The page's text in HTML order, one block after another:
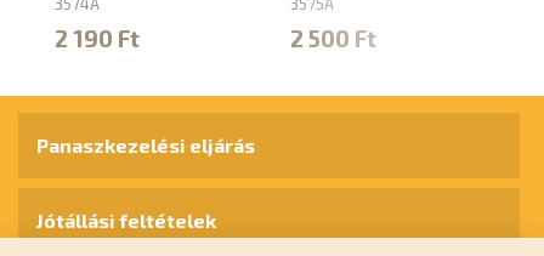
2 190 Ft 2 500 Ft
Panaszkezelési eljárás
Jótállási feltételek